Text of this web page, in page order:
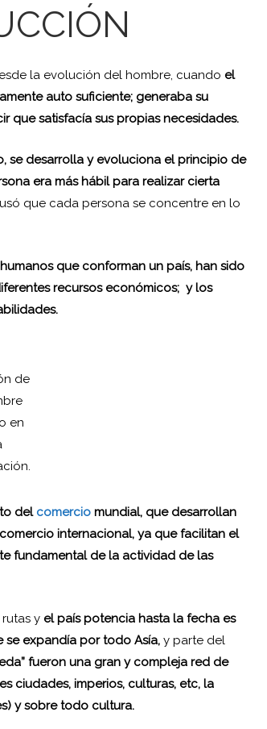
la evolución del hombre, cuando el
auto suficiente; generaba su
que satisfacía sus propias necesidades.
se desarrolla y evoluciona el principio de
era más hábil para realizar cierta
que cada persona se concentre en lo
que conforman un país, han sido
recursos económicos; y los
de
en
del comercio mundial, que desarrollan
internacional, ya que facilitan el
fundamental de la actividad de las
y el país potencia hasta la fecha es
se expandía por todo Asía, y parte del
fueron una gran y compleja red de
ciudades, imperios, culturas, etc, la
y sobre todo cultura.